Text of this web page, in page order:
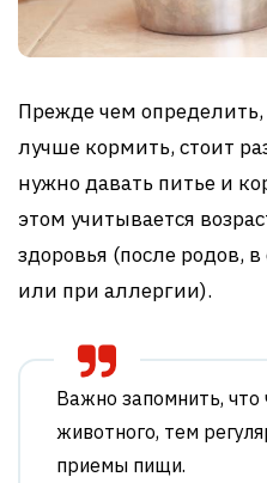
Прежде чем
лучше кормить, стоит
нужно давать питье и
этом учитывается
здоровья (после родов,
или при аллергии).
Важно запомнить,
животного, тем
приемы пищи.